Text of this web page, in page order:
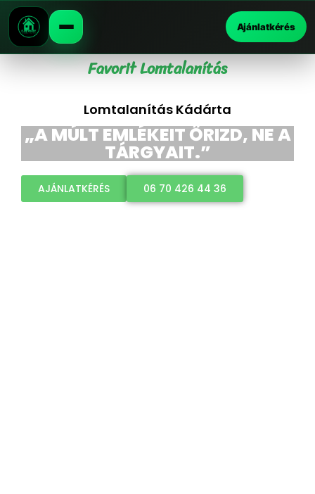
Ajánlatkérés
Favorit Lomtalanítás
Lomtalanítás Kádárta
„A MÚLT EMLÉKEIT ŐRIZD, NE A
TÁRGYAIT.”
AJÁNLATKÉRÉS 06 70 426 44 36